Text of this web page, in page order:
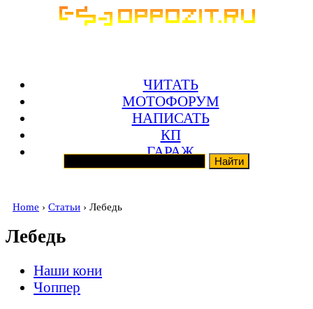
ЧИТАТЬ
МОТОФОРУМ
НАПИСАТЬ
КП
ГАРАЖ
Home › Статьи › Лебедь
Лебедь
Наши кони
Чоппер